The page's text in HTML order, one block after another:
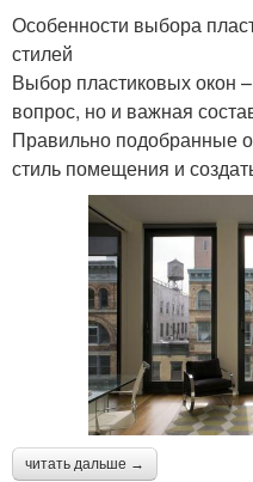
Особенности выбора
стилей
Выбор пластиковых окон
вопрос, но и важная
Правильно подобранные
стиль помещения и
читать дальше →